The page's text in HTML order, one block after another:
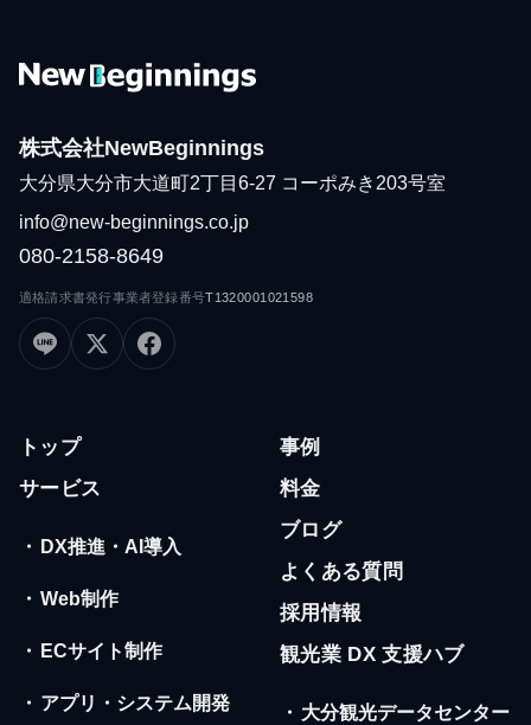
株式会社NewBeginnings
大分県大分市大道町2丁目6-27 コーポみき203号室
info@new-beginnings.co.jp
080-2158-8649
適格請求書発行事業者登録番号T1320001021598
トップ
サービス
・ DX推進・AI導入
・ Web制作
・ ECサイト制作
・ アプリ・システム開発
事例
料金
ブログ
よくある質問
採用情報
観光業 DX 支援ハブ
・ 大分観光データセンター